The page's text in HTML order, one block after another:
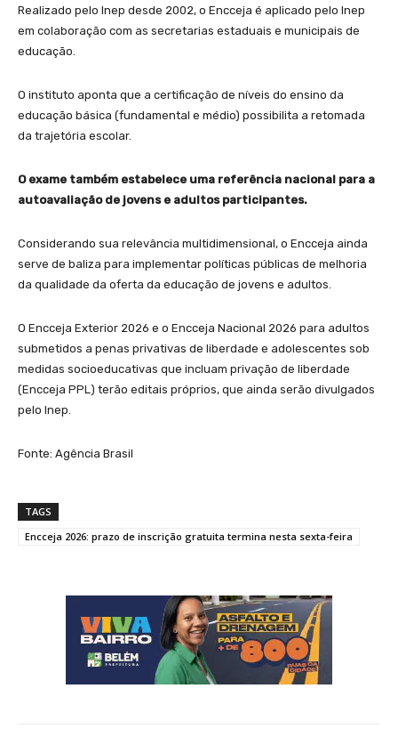
Realizado pelo Inep desde 2002, o Encceja é aplicado pelo Inep
em colaboração com as secretarias estaduais e municipais de
educação.
O instituto aponta que a certificação de níveis do ensino da
educação básica (fundamental e médio) possibilita a retomada
da trajetória escolar.
O exame também estabelece uma referência nacional para a
autoavaliação de jovens e adultos participantes.
Considerando sua relevância multidimensional, o Encceja ainda
serve de baliza para implementar políticas públicas de melhoria
da qualidade da oferta da educação de jovens e adultos.
O Encceja Exterior 2026 e o Encceja Nacional 2026 para adultos
submetidos a penas privativas de liberdade e adolescentes sob
medidas socioeducativas que incluam privação de liberdade
(Encceja PPL) terão editais próprios, que ainda serão divulgados
pelo Inep.
Fonte: Agência Brasil
TAGS
Encceja 2026: prazo de inscrição gratuita termina nesta sexta-feira